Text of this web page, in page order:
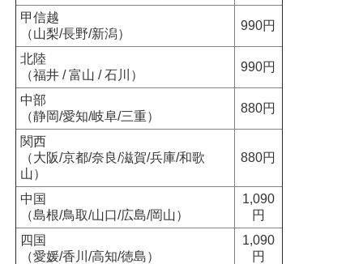
甲信越
（山梨/長野/新潟）
990円
北陸
（福井 / 富山 / 石川）
990円
中部
（静岡/愛知/岐阜/三重）
880円
関西
（大阪/京都/奈良/滋賀/兵庫/和歌
山）
880円
中国
（島根/鳥取/山口/広島/岡山）
1,090
円
四国
（愛媛/香川/高知/徳島）
1,090
円